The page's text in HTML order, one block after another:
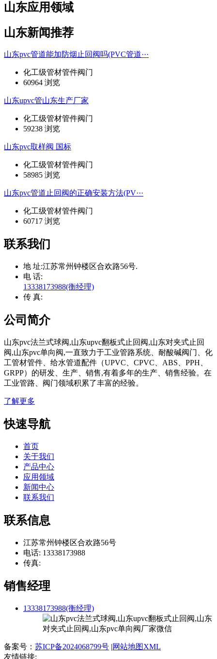
山东应用领域
山东新闻推荐
山东pvc管道能加防烟止回阀吗(PVC管道···
化工级管材管件阀门
60964 浏览
山东upvc管山东生产厂家
化工级管材管件阀门
59238 浏览
山东pvc取样阀 国标
化工级管材管件阀门
58985 浏览
山东pvc管道止回阀的正确安装方法(PV···
化工级管材管件阀门
60717 浏览
联系我们
地 址:江苏常州钟楼区合欢路56号.
电 话:
13338173988(衡经理)
传 真:
公司简介
山东pvc法兰式球阀,山东upvc翻板式止回阀,山东对夹式止回
阀,山东pvc单向阀,一直致力于工业管路系统、耐酸碱阀门、化
工管材管件、给水管道配件（UPVC、CPVC、ABS、PPH、
GRPP）的研发、生产、销售,有着多年的生产、销售经验。在
工业管路、阀门领域积累了丰富的经验。
了解更多
快速导航
首页
关于我们
产品中心
应用领域
新闻中心
联系我们
联系信息
江苏常州钟楼区合欢路56号
电话: 13338173988
传真:
销售经理
13338173988(衡经理)
备案号： 苏ICP备2024068799号 |网站地图XML
友情链接: